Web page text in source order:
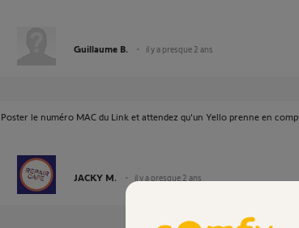
Guillaume B. il y a presque 2 ans
Poster le numéro MAC du Link et attendez qu'un Yello prenne en
JACKY M. il y a presque 2 ans